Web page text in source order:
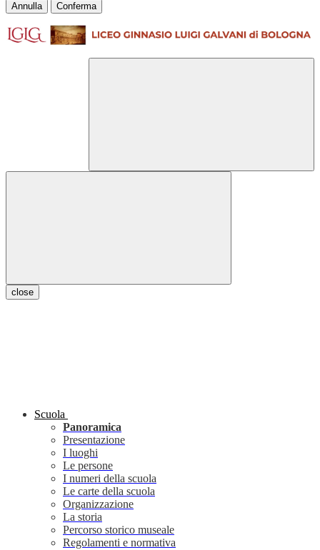
Annulla Conferma
close
Scuola
Panoramica
Presentazione
I luoghi
Le persone
I numeri della scuola
Le carte della scuola
Organizzazione
La storia
Percorso storico museale
Regolamenti e normativa